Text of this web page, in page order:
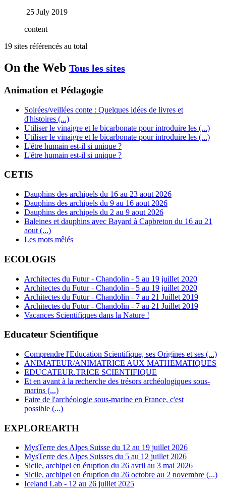
25 July 2019
content
19 sites référencés au total
On the Web Tous les sites
Animation et Pédagogie
Soirées/veillées conte : Quelques idées de livres et
d'histoires (...)
Utiliser le vinaigre et le bicarbonate pour introduire les (...)
Utiliser le vinaigre et le bicarbonate pour introduire les (...)
L'être humain est-il si unique ?
L'être humain est-il si unique ?
CETIS
Dauphins des archipels du 16 au 23 aout 2026
Dauphins des archipels du 9 au 16 aout 2026
Dauphins des archipels du 2 au 9 aout 2026
Baleines et dauphins avec Bayard à Capbreton du 16 au 21
aout (...)
Les mots mêlés
ECOLOGIS
Architectes du Futur - Chandolin - 5 au 19 juillet 2020
Architectes du Futur - Chandolin - 5 au 19 juillet 2020
Architectes du Futur - Chandolin - 7 au 21 Juillet 2019
Architectes du Futur - Chandolin - 7 au 21 Juillet 2019
Vacances Scientifiques dans la Nature !
Educateur Scientifique
Comprendre l'Education Scientifique, ses Origines et ses (...)
ANIMATEUR/ANIMATRICE AUX MATHEMATIQUES
EDUCATEUR.TRICE SCIENTIFIQUE
Et en avant à la recherche des trésors archéologiques sous-
marins (...)
Faire de l'archéologie sous-marine en France, c'est
possible (...)
EXPLOREARTH
MysTerre des Alpes Suisse du 12 au 19 juillet 2026
MysTerre des Alpes Suisses du 5 au 12 juillet 2026
Sicile, archipel en éruption du 26 avril au 3 mai 2026
Sicile, archipel en éruption du 26 octobre au 2 novembre (...)
Iceland Lab - 12 au 26 juillet 2025